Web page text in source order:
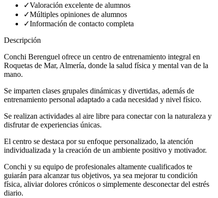
✓Valoración excelente de alumnos
✓Múltiples opiniones de alumnos
✓Información de contacto completa
Descripción
Conchi Berenguel ofrece un centro de entrenamiento integral en
Roquetas de Mar, Almería, donde la salud física y mental van de la
mano.
Se imparten clases grupales dinámicas y divertidas, además de
entrenamiento personal adaptado a cada necesidad y nivel físico.
Se realizan actividades al aire libre para conectar con la naturaleza y
disfrutar de experiencias únicas.
El centro se destaca por su enfoque personalizado, la atención
individualizada y la creación de un ambiente positivo y motivador.
Conchi y su equipo de profesionales altamente cualificados te
guiarán para alcanzar tus objetivos, ya sea mejorar tu condición
física, aliviar dolores crónicos o simplemente desconectar del estrés
diario.